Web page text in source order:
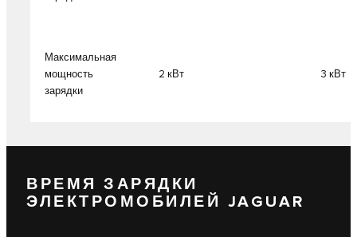
Максимальная
мощность
зарядки
2 кВт 3 кВт
ВРЕМЯ ЗАРЯДКИ
ЭЛЕКТРОМОБИЛЕЙ JAGUAR